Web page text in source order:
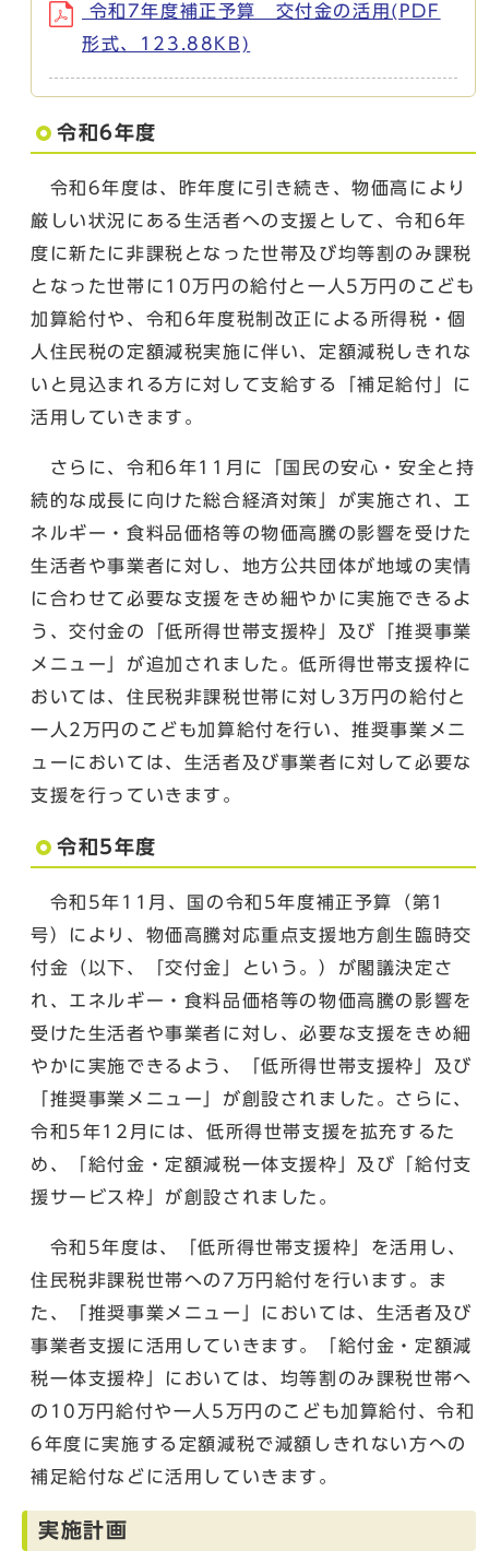
令和7年度補正予算 交付金の活用(PDF
形式、123.88KB)
令和6年度
令和6年度は、昨年度に引き続き、物価高により
厳しい状況にある生活者への支援として、令和6年
度に新たに非課税となった世帯及び均等割のみ課税
となった世帯に10万円の給付と一人5万円のこども
加算給付や、令和6年度税制改正による所得税・個
人住民税の定額減税実施に伴い、定額減税しきれな
いと見込まれる方に対して支給する「補足給付」に
活用していきます。
さらに、令和6年11月に「国民の安心・安全と持
続的な成長に向けた総合経済対策」が実施され、エ
ネルギー・食料品価格等の物価高騰の影響を受けた
生活者や事業者に対し、地方公共団体が地域の実情
に合わせて必要な支援をきめ細やかに実施できるよ
う、交付金の「低所得世帯支援枠」及び「推奨事業
メニュー」が追加されました。低所得世帯支援枠に
おいては、住民税非課税世帯に対し3万円の給付と
一人2万円のこども加算給付を行い、推奨事業メニ
ューにおいては、生活者及び事業者に対して必要な
支援を行っていきます。
令和5年度
令和5年11月、国の令和5年度補正予算（第1
号）により、物価高騰対応重点支援地方創生臨時交
付金（以下、「交付金」という。）が閣議決定さ
れ、エネルギー・食料品価格等の物価高騰の影響を
受けた生活者や事業者に対し、必要な支援をきめ細
やかに実施できるよう、「低所得世帯支援枠」及び
「推奨事業メニュー」が創設されました。さらに、
令和5年12月には、低所得世帯支援を拡充するた
め、「給付金・定額減税一体支援枠」及び「給付支
援サービス枠」が創設されました。
令和5年度は、「低所得世帯支援枠」を活用し、
住民税非課税世帯への7万円給付を行います。ま
た、「推奨事業メニュー」においては、生活者及び
事業者支援に活用していきます。「給付金・定額減
税一体支援枠」においては、均等割のみ課税世帯へ
の10万円給付や一人5万円のこども加算給付、令和
6年度に実施する定額減税で減額しきれない方への
補足給付などに活用していきます。
実施計画